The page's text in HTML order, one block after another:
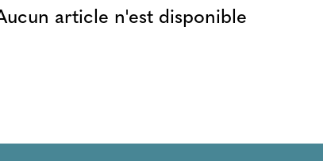
article n'est disponible